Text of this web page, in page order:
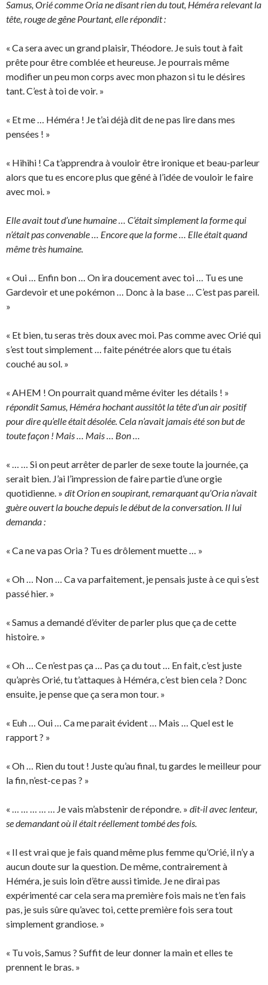
Samus, Orié comme Oria ne disant rien du tout, Héméra relevant la
tête, rouge de gêne Pourtant, elle répondit :
« Ca sera avec un grand plaisir, Théodore. Je suis tout à fait
prête pour être comblée et heureuse. Je pourrais même
modifier un peu mon corps avec mon phazon si tu le désires
tant. C’est à toi de voir. »
« Et me … Héméra ! Je t’ai déjà dit de ne pas lire dans mes
pensées ! »
« Hihihi ! Ca t’apprendra à vouloir être ironique et beau-parleur
alors que tu es encore plus que gêné à l’idée de vouloir le faire
avec moi. »
Elle avait tout d’une humaine … C’était simplement la forme qui
n’était pas convenable … Encore que la forme … Elle était quand
même très humaine.
« Oui … Enfin bon … On ira doucement avec toi … Tu es une
Gardevoir et une pokémon … Donc à la base … C’est pas pareil.
»
« Et bien, tu seras très doux avec moi. Pas comme avec Orié qui
s’est tout simplement … faite pénétrée alors que tu étais
couché au sol. »
« AHEM ! On pourrait quand même éviter les détails ! »
répondit Samus, Héméra hochant aussitôt la tête d’un air positif
pour dire qu’elle était désolée. Cela n’avait jamais été son but de
toute façon ! Mais … Mais … Bon …
« … … Si on peut arrêter de parler de sexe toute la journée, ça
serait bien. J’ai l’impression de faire partie d’une orgie
quotidienne. » dit Orion en soupirant, remarquant qu’Oria n’avait
guère ouvert la bouche depuis le début de la conversation. Il lui
demanda :
« Ca ne va pas Oria ? Tu es drôlement muette … »
« Oh … Non … Ca va parfaitement, je pensais juste à ce qui s’est
passé hier. »
« Samus a demandé d’éviter de parler plus que ça de cette
histoire. »
« Oh … Ce n’est pas ça … Pas ça du tout … En fait, c’est juste
qu’après Orié, tu t’attaques à Héméra, c’est bien cela ? Donc
ensuite, je pense que ça sera mon tour. »
« Euh … Oui … Ca me parait évident … Mais … Quel est le
rapport ? »
« Oh … Rien du tout ! Juste qu’au final, tu gardes le meilleur pour
la fin, n’est-ce pas ? »
« … … … … … Je vais m’abstenir de répondre. » dit-il avec lenteur,
se demandant où il était réellement tombé des fois.
« Il est vrai que je fais quand même plus femme qu’Orié, il n’y a
aucun doute sur la question. De même, contrairement à
Héméra, je suis loin d’être aussi timide. Je ne dirai pas
expérimenté car cela sera ma première fois mais ne t’en fais
pas, je suis sûre qu’avec toi, cette première fois sera tout
simplement grandiose. »
« Tu vois, Samus ? Suffit de leur donner la main et elles te
prennent le bras. »